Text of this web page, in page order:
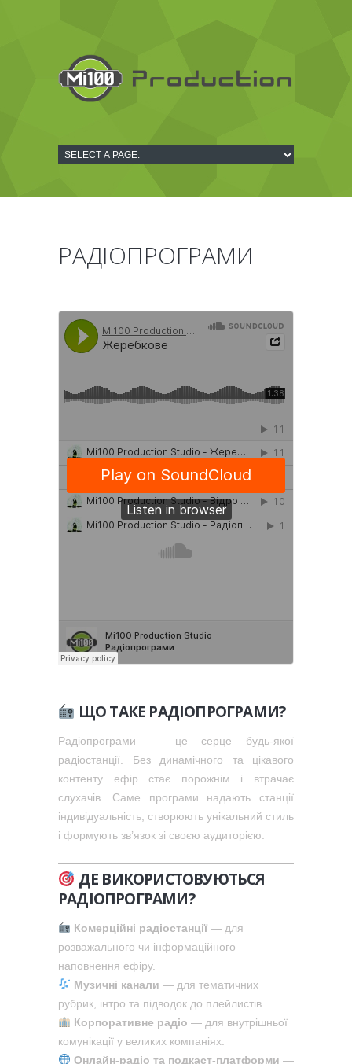
РАДІОПРОГРАМИ
ЩО ТАКЕ РАДІОПРОГРАМИ?
Радіопрограми — це серце будь-якої
радіостанції. Без динамічного та цікавого
контенту ефір стає порожнім і втрачає
слухачів. Саме програми надають станції
індивідуальність, створюють унікальний стиль
і формують зв’язок зі своєю аудиторією.
ДЕ ВИКОРИСТОВУЮТЬСЯ
РАДІОПРОГРАМИ?
Комерційні радіостанції— для
розважального чи інформаційного
наповнення ефіру.
Музичні канали — для тематичних
рубрик, інтро та підводок до плейлистів.
Корпоративне радіо — для внутрішньої
комунікації у великих компаніях.
Онлайн-радіо та подкаст-платформи —